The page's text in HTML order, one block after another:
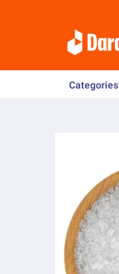
Categories